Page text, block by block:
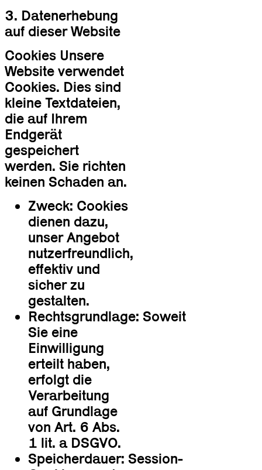
3. Datenerhebung
auf dieser Website
Cookies Unsere
Website verwendet
Cookies. Dies sind
kleine Textdateien,
die auf Ihrem
Endgerät
gespeichert
werden. Sie richten
keinen Schaden an.
Zweck: Cookies
dienen dazu,
unser Angebot
nutzerfreundlich,
effektiv und
sicher zu
gestalten.
Rechtsgrundlage: Soweit
Sie eine
Einwilligung
erteilt haben,
erfolgt die
Verarbeitung
auf Grundlage
von Art. 6 Abs.
1 lit. a DSGVO.
Speicherdauer: Session-